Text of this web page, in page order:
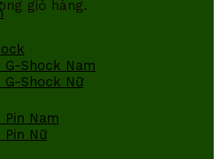
giỏ hàng.
G-Shock Nam
G-Shock Nữ
Pin Nam
Pin Nữ